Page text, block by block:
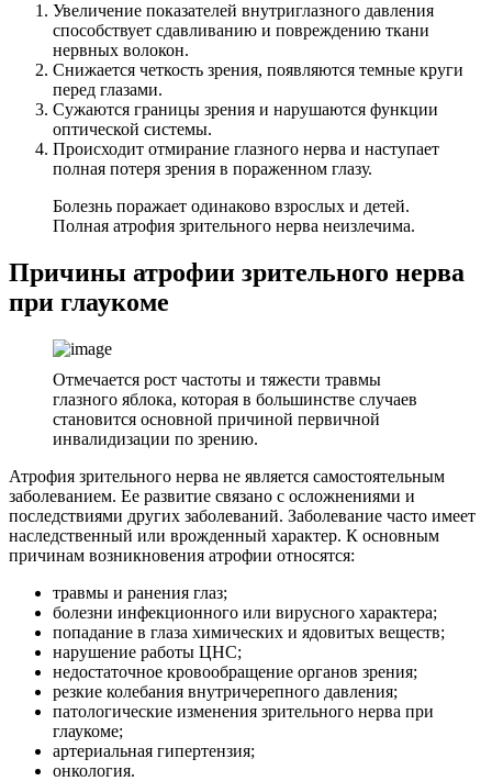
Увеличение показателей внутриглазного давления
способствует сдавливанию и повреждению ткани
нервных волокон.
Снижается четкость зрения, появляются темные круги
перед глазами.
Сужаются границы зрения и нарушаются функции
оптической системы.
Происходит отмирание глазного нерва и наступает
полная потеря зрения в пораженном глазу.
Болезнь поражает одинаково взрослых и детей.
Полная атрофия зрительного нерва неизлечима.
Причины атрофии зрительного нерва
при глаукоме
Отмечается рост частоты и тяжести травмы
глазного яблока, которая в большинстве случаев
становится основной причиной первичной
инвалидизации по зрению.
Атрофия зрительного нерва не является самостоятельным
заболеванием. Ее развитие связано с осложнениями и
последствиями других заболеваний. Заболевание часто имеет
наследственный или врожденный характер. К основным
причинам возникновения атрофии относятся:
травмы и ранения глаз;
болезни инфекционного или вирусного характера;
попадание в глаза химических и ядовитых веществ;
нарушение работы ЦНС;
недостаточное кровообращение органов зрения;
резкие колебания внутричерепного давления;
патологические изменения зрительного нерва при
глаукоме;
артериальная гипертензия;
онкология.